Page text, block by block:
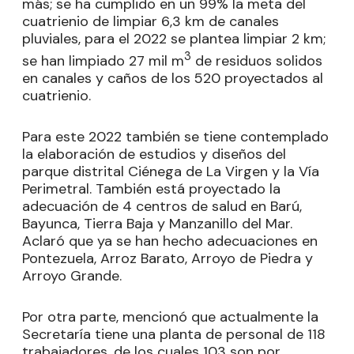
más; se ha cumplido en un 99% la meta del
cuatrienio de limpiar 6,3 km de canales
pluviales, para el 2022 se plantea limpiar 2 km;
se han limpiado 27 mil m3 de residuos solidos
en canales y caños de los 520 proyectados al
cuatrienio.
Para este 2022 también se tiene contemplado
la elaboración de estudios y diseños del
parque distrital Ciénega de La Virgen y la Vía
Perimetral. También está proyectado la
adecuación de 4 centros de salud en Barú,
Bayunca, Tierra Baja y Manzanillo del Mar.
Aclaró que ya se han hecho adecuaciones en
Pontezuela, Arroz Barato, Arroyo de Piedra y
Arroyo Grande.
Por otra parte, mencionó que actualmente la
Secretaría tiene una planta de personal de 118